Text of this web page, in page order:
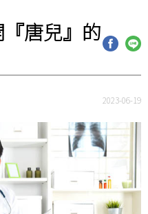
唐兒』的
2023-06-19